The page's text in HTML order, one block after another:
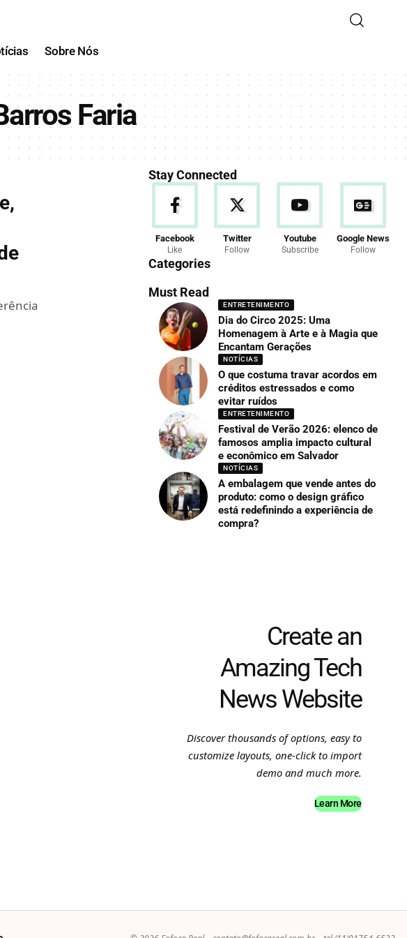
Sobre Nós
Faria
Stay Connected
Facebook
Like
Twitter
Follow
Youtube
Subscribe
Google News
Follow
Categories
Must Read
ENTRETENIMENTO
Dia do Circo 2025: Uma
Homenagem à Arte e à Magia que
Encantam Gerações
NOTÍCIAS
O que costuma travar acordos em
créditos estressados e como
evitar ruídos
ENTRETENIMENTO
Festival de Verão 2026: elenco de
famosos amplia impacto cultural
e econômico em Salvador
NOTÍCIAS
A embalagem que vende antes do
produto: como o design gráfico
está redefinindo a experiência de
compra?
Create an
Amazing Tech
News Website
Discover thousands of options, easy to
customize layouts, one-click to import
demo and much more.
Learn More